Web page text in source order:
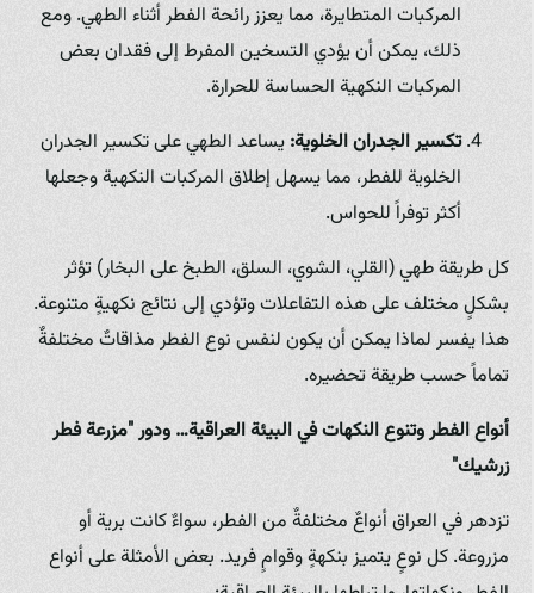
المركبات المتطايرة، مما يعزز رائحة الفطر أثناء الطهي. ومع
ذلك، يمكن أن يؤدي التسخين المفرط إلى فقدان بعض
المركبات النكهية الحساسة للحرارة.
تكسير الجدران الخلوية:يساعد الطهي على تكسير الجدران
الخلوية للفطر، مما يسهل إطلاق المركبات النكهية وجعلها
أكثر توفراً للحواس.
كل طريقة طهي (القلي، الشوي، السلق، الطبخ على البخار) تؤثر
بشكلٍ مختلف على هذه التفاعلات وتؤدي إلى نتائج نكهيةٍ متنوعة.
هذا يفسر لماذا يمكن أن يكون لنفس نوع الفطر مذاقاتٌ مختلفةٌ
تماماً حسب طريقة تحضيره.
أنواع الفطر وتنوع النكهات في البيئة العراقية… ودور "مزرعة فطر
زرشيك"
تزدهر في العراق أنواعٌ مختلفةٌ من الفطر، سواءٌ كانت برية أو
مزروعة. كل نوعٍ يتميز بنكهةٍ وقوامٍ فريد. بعض الأمثلة على أنواع